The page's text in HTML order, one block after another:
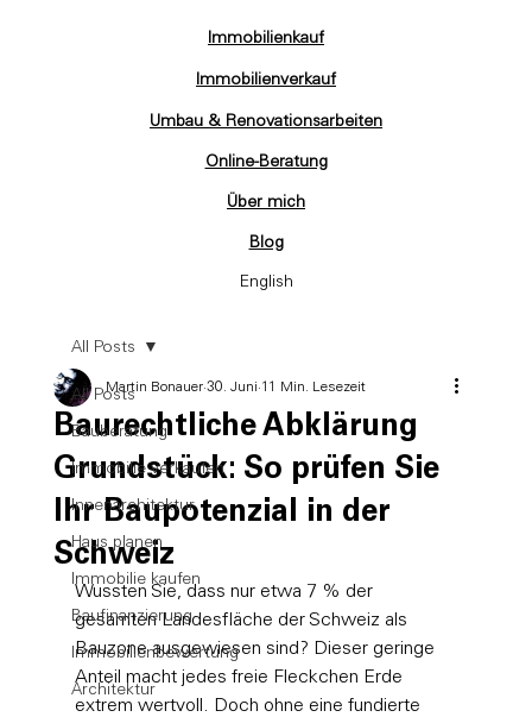
Immobilienkauf
Immobilienverkauf
Umbau & Renovationsarbeiten
Online-Beratung
Über mich
Blog
English
All Posts
Bauberatung
Immobilie verkaufen
Innenarchitektur
Haus planen
Immobilie kaufen
Baufinanzierung
Immobilienbewertung
Architektur
All Posts
Baurechtliche Abklärung
Grundstück: So prüfen Sie
Ihr Baupotenzial in der
Schweiz
Martin Bonauer 30. Juni 11 Min. Lesezeit
Wussten Sie, dass nur etwa 7 % der
gesamten Landesfläche der Schweiz als
Bauzone ausgewiesen sind? Dieser geringe
Anteil macht jedes freie Fleckchen Erde
extrem wertvoll. Doch ohne eine fundierte